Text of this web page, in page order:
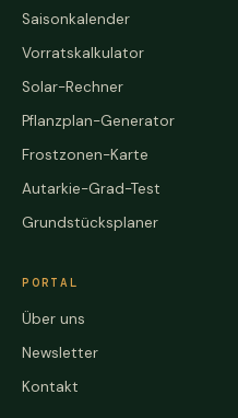
Saisonkalender
Vorratskalkulator
Solar-Rechner
Pflanzplan-Generator
Frostzonen-Karte
Autarkie-Grad-Test
Grundstücksplaner
PORTAL
Über uns
Newsletter
Kontakt